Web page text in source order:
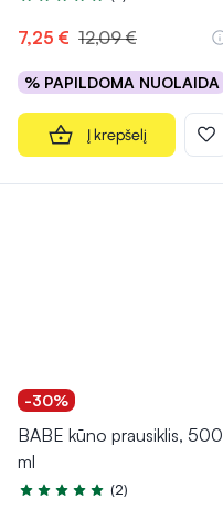
Įvertinimas 5.0 iš 5
7,25 € 12,09 €
% PAPILDOMA NUOLAIDA
Į krepšelį
-30%
BABE kūno prausiklis, 500
ml
Įvertinimas 5.0 iš 5
(2)